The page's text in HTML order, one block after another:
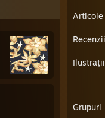
Recenzii
Ilustrații
Grupuri